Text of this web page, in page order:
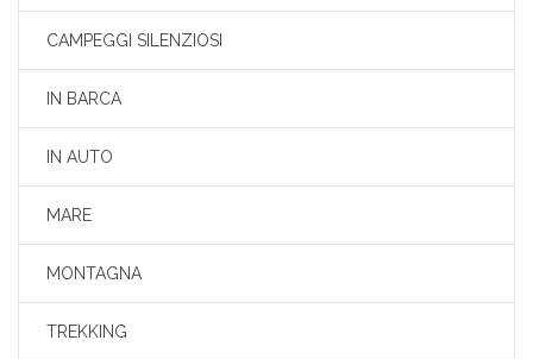
CAMPEGGI SILENZIOSI
IN BARCA
IN AUTO
MARE
MONTAGNA
TREKKING